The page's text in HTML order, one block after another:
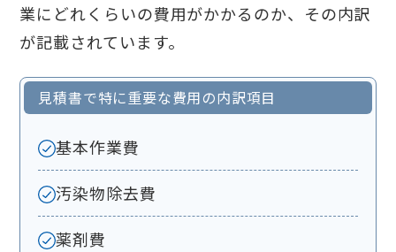
業にどれくらいの費用がかかるのか、その内訳
が記載されています。
見積書で特に重要な費用の内訳項目
基本作業費
汚染物除去費
薬剤費